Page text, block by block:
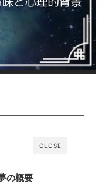
CLOSE
の概要